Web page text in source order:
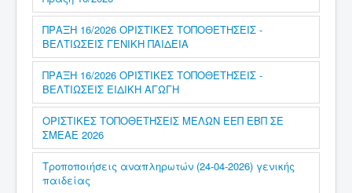
ΠΡΑΞΗ 16/2026 ΟΡΙΣΤΙΚΕΣ ΤΟΠΟΘΕΤΗΣΕΙΣ -
ΒΕΛΤΙΩΣΕΙΣ ΓΕΝΙΚΗ ΠΑΙΔΕΙΑ
ΠΡΑΞΗ 16/2026 ΟΡΙΣΤΙΚΕΣ ΤΟΠΟΘΕΤΗΣΕΙΣ -
ΒΕΛΤΙΩΣΕΙΣ ΕΙΔΙΚΗ ΑΓΩΓΗ
ΟΡΙΣΤΙΚΕΣ ΤΟΠΟΘΕΤΗΣΕΙΣ ΜΕΛΩΝ ΕΕΠ ΕΒΠ ΣΕ
ΣΜΕΑΕ 2026
Τροποποιήσεις αναπληρωτών (24-04-2026) γενικής
παιδείας